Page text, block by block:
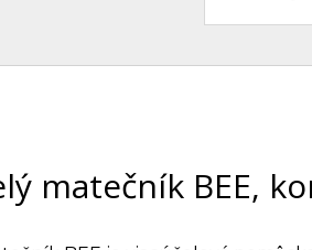
matečník BEE,